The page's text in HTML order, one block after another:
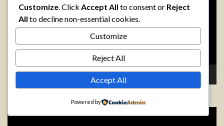
Customize. Click Accept All to consent or Reject
All to decline non-essential cookies.
Customize
Reject All
Accept All
Powered by